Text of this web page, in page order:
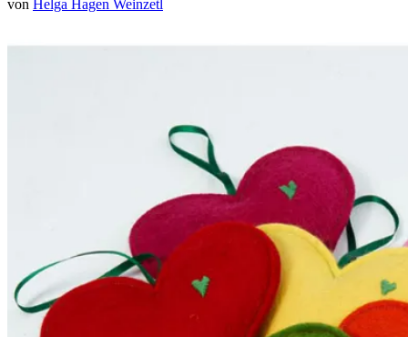
von Helga Hagen Weinzetl